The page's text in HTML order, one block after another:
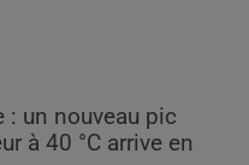
: un nouveau pic
à 40 °C arrive en